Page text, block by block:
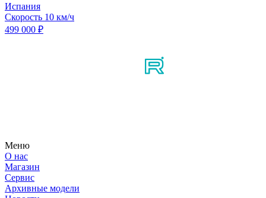
Испания
Скорость 10 км/ч
499 000 ₽
Меню
О нас
Магазин
Сервис
Архивные модели